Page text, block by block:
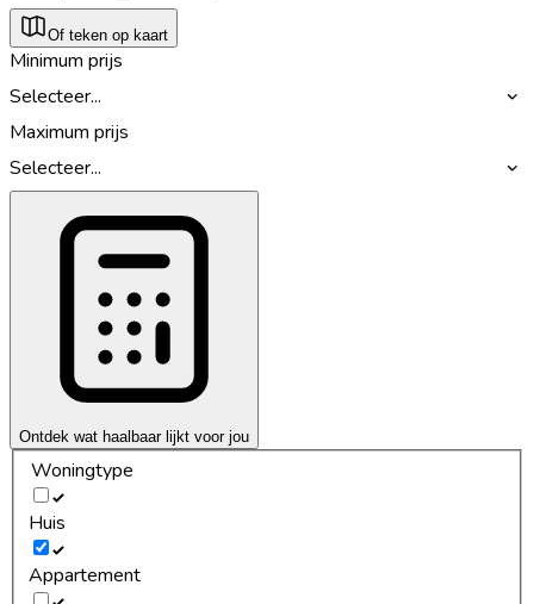
Of teken op kaart
Minimum prijs
Selecteer...
Maximum prijs
Selecteer...
Ontdek wat haalbaar lijkt voor jou
Woningtype
Huis
Appartement